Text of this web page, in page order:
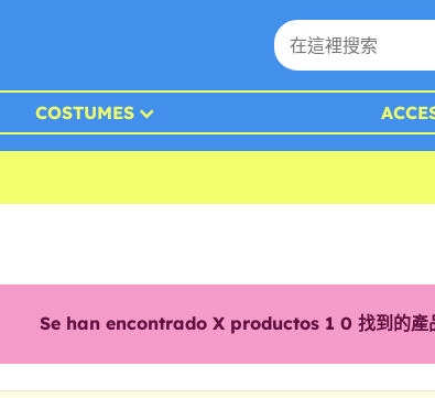
COSTUMES
Se han encontrado X productos 1 0 找到的產